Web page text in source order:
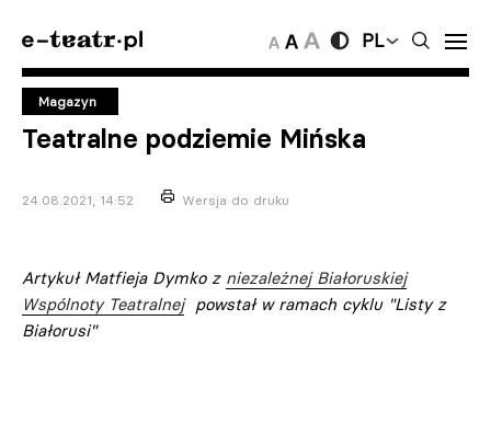
PL
Magazyn
Teatralne podziemie Mińska
24.08.2021, 14:52 Wersja do druku
Artykuł Matfieja Dymko z niezależnej Białoruskiej
Wspólnoty Teatralnejpowstał w ramach cyklu "Listy z
Białorusi"